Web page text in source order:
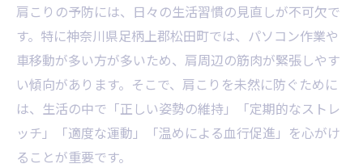
しん まつだ 整骨院レビューから学ぶ原因分
析
女性目線で考えるセルフケアと肩こり対策
女性が実践しやすい肩こりケア方法まとめ
肩こりを感じた時のセルフマッサージ術
家事中にできる肩こり予防の工夫
肩こりの予防には、日々の生活習慣の見直しが不可欠で
す。特に神奈川県足柄上郡松田町では、パソコン作業や
車移動が多い方が多いため、肩周辺の筋肉が緊張しやす
い傾向があります。そこで、肩こりを未然に防ぐために
は、生活の中で「正しい姿勢の維持」「定期的なストレ
ッチ」「適度な運動」「温めによる血行促進」を心がけ
ることが重要です。